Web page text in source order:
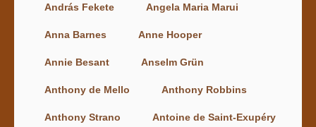
András Fekete Angela Maria Marui
Anna Barnes Anne Hooper
Annie Besant Anselm Grün
Anthony de Mello Anthony Robbins
Anthony Strano Antoine de Saint-Exupéry